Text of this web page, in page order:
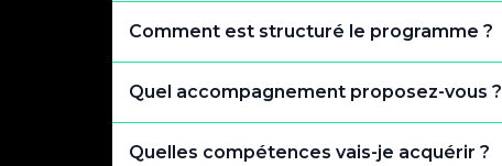
Comment est structuré le programme ?
Quel accompagnement proposez-vous ?
Quelles compétences vais-je acquérir ?